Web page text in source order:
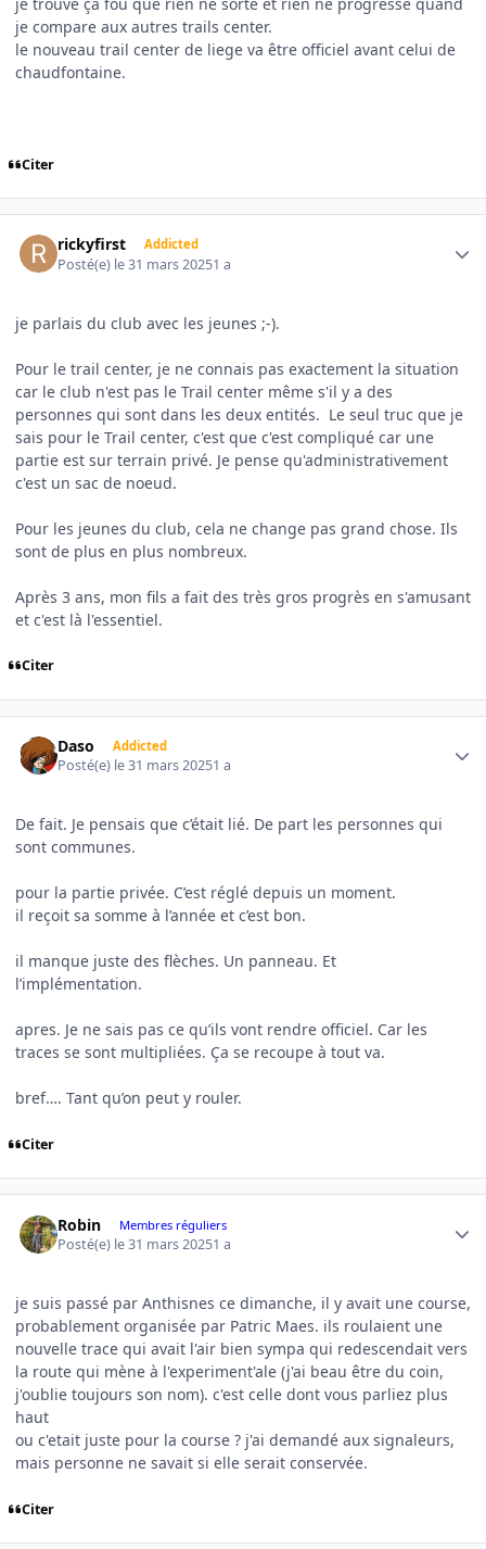
je compare aux autres trails center.
le nouveau trail center de liege va être officiel avant celui de
chaudfontaine.
Citer
rickyfirst Addicted
Posté(e) le 31 mars 20251 a
je parlais du club avec les jeunes ;-).
Pour le trail center, je ne connais pas exactement la situation
car le club n'est pas le Trail center même s'il y a des
personnes qui sont dans les deux entités. Le seul truc que je
sais pour le Trail center, c'est que c'est compliqué car une
partie est sur terrain privé. Je pense qu'administrativement
c'est un sac de noeud.
Pour les jeunes du club, cela ne change pas grand chose. Ils
sont de plus en plus nombreux.
Après 3 ans, mon fils a fait des très gros progrès en s'amusant
et c'est là l'essentiel.
Citer
Daso Addicted
Posté(e) le 31 mars 20251 a
De fait. Je pensais que c’était lié. De part les personnes qui
sont communes.
pour la partie privée. C’est réglé depuis un moment.
il reçoit sa somme à l’année et c’est bon.
il manque juste des flèches. Un panneau. Et
l’implémentation.
apres. Je ne sais pas ce qu’ils vont rendre officiel. Car les
traces se sont multipliées. Ça se recoupe à tout va.
bref…. Tant qu’on peut y rouler.
Citer
Robin Membres réguliers
Posté(e) le 31 mars 20251 a
je suis passé par Anthisnes ce dimanche, il y avait une course,
probablement organisée par Patric Maes. ils roulaient une
nouvelle trace qui avait l'air bien sympa qui redescendait vers
la route qui mène à l'experiment'ale (j'ai beau être du coin,
j'oublie toujours son nom). c'est celle dont vous parliez plus
haut
ou c'etait juste pour la course ? j'ai demandé aux signaleurs,
mais personne ne savait si elle serait conservée.
Citer